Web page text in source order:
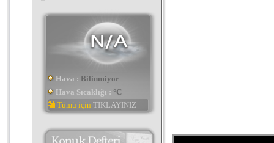
Hava : Bilinmiyor
Hava Sıcaklığı : °C
Tümü için TIKLAYINIZ